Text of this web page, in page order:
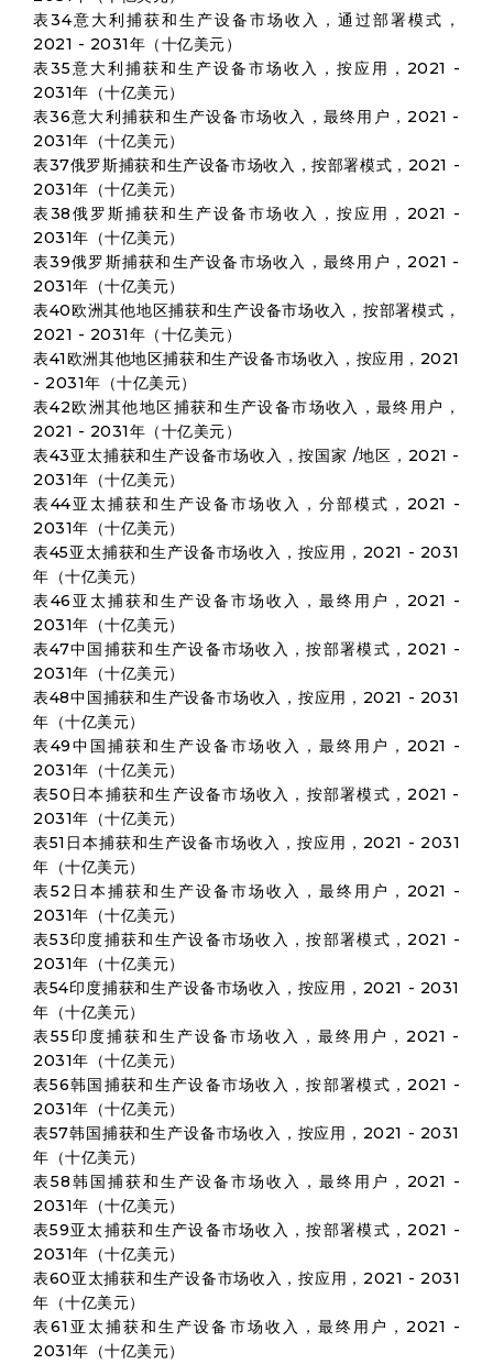
表34意大利捕获和生产设备市场收入，通过部署模式，
2021 - 2031年（十亿美元）
表35意大利捕获和生产设备市场收入，按应用，2021 -
2031年（十亿美元）
表36意大利捕获和生产设备市场收入，最终用户，2021 -
2031年（十亿美元）
表37俄罗斯捕获和生产设备市场收入，按部署模式，2021 -
2031年（十亿美元）
表38俄罗斯捕获和生产设备市场收入，按应用，2021 -
2031年（十亿美元）
表39俄罗斯捕获和生产设备市场收入，最终用户，2021 -
2031年（十亿美元）
表40欧洲其他地区捕获和生产设备市场收入，按部署模式，
2021 - 2031年（十亿美元）
表41欧洲其他地区捕获和生产设备市场收入，按应用，2021
- 2031年（十亿美元）
表42欧洲其他地区捕获和生产设备市场收入，最终用户，
2021 - 2031年（十亿美元）
表43亚太捕获和生产设备市场收入，按国家 /地区，2021 -
2031年（十亿美元）
表44亚太捕获和生产设备市场收入，分部模式，2021 -
2031年（十亿美元）
表45亚太捕获和生产设备市场收入，按应用，2021 - 2031
年（十亿美元）
表46亚太捕获和生产设备市场收入，最终用户，2021 -
2031年（十亿美元）
表47中国捕获和生产设备市场收入，按部署模式，2021 -
2031年（十亿美元）
表48中国捕获和生产设备市场收入，按应用，2021 - 2031
年（十亿美元）
表49中国捕获和生产设备市场收入，最终用户，2021 -
2031年（十亿美元）
表50日本捕获和生产设备市场收入，按部署模式，2021 -
2031年（十亿美元）
表51日本捕获和生产设备市场收入，按应用，2021 - 2031
年（十亿美元）
表52日本捕获和生产设备市场收入，最终用户，2021 -
2031年（十亿美元）
表53印度捕获和生产设备市场收入，按部署模式，2021 -
2031年（十亿美元）
表54印度捕获和生产设备市场收入，按应用，2021 - 2031
年（十亿美元）
表55印度捕获和生产设备市场收入，最终用户，2021 -
2031年（十亿美元）
表56韩国捕获和生产设备市场收入，按部署模式，2021 -
2031年（十亿美元）
表57韩国捕获和生产设备市场收入，按应用，2021 - 2031
年（十亿美元）
表58韩国捕获和生产设备市场收入，最终用户，2021 -
2031年（十亿美元）
表59亚太捕获和生产设备市场收入，按部署模式，2021 -
2031年（十亿美元）
表60亚太捕获和生产设备市场收入，按应用，2021 - 2031
年（十亿美元）
表61亚太捕获和生产设备市场收入，最终用户，2021 -
2031年（十亿美元）